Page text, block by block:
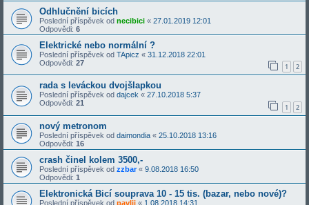
Odhlučnění bicích
Poslední příspěvek od necibici « 27.01.2019 12:01
Odpovědi: 6
Elektrické nebo normální ?
Poslední příspěvek od TApicz « 31.12.2018 22:01
Odpovědi: 27 1 2
rada s leváckou dvojšlapkou
Poslední příspěvek od dajcek « 27.10.2018 5:37
Odpovědi: 21 1 2
nový metronom
Poslední příspěvek od daimondia « 25.10.2018 13:16
Odpovědi: 16
crash činel kolem 3500,-
Poslední příspěvek od zzbar« 9.08.2018 16:50
Odpovědi: 1
Elektronická Bicí souprava 10 - 15 tis. (bazar, nebo nové)?
Poslední příspěvek od pavlii « 1.08.2018 14:31